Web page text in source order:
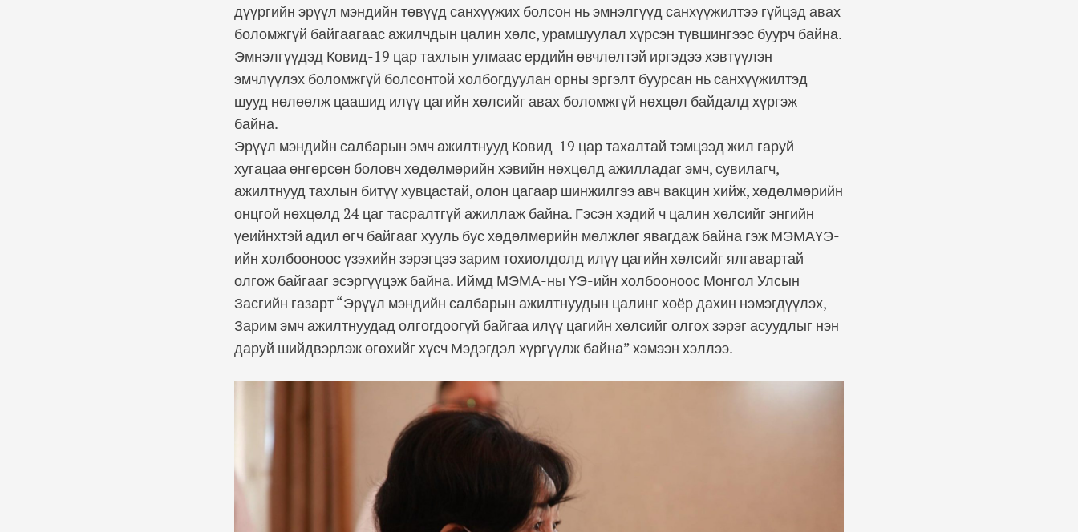
дүүргийн эрүүл мэндийн төвүүд санхүүжих болсон нь эмнэлгүүд санхүүжилтээ гүйцэд авах
боломжгүй байгаагаас ажилчдын цалин хөлс, урамшуулал хүрсэн түвшингээс буурч байна.
Эмнэлгүүдэд Ковид-19 цар тахлын улмаас ердийн өвчлөлтэй иргэдээ хэвтүүлэн
эмчлүүлэх боломжгүй болсонтой холбогдуулан орны эргэлт буурсан нь санхүүжилтэд
шууд нөлөөлж цаашид илүү цагийн хөлсийг авах боломжгүй нөхцөл байдалд хүргэж
байна.
Эрүүл мэндийн салбарын эмч ажилтнууд Ковид-19 цар тахалтай тэмцээд жил гаруй
хугацаа өнгөрсөн боловч хөдөлмөрийн хэвийн нөхцөлд ажилладаг эмч, сувилагч,
ажилтнууд тахлын битүү хувцастай, олон цагаар шинжилгээ авч вакцин хийж, хөдөлмөрийн
онцгой нөхцөлд 24 цаг тасралтгүй ажиллаж байна. Гэсэн хэдий ч цалин хөлсийг энгийн
үеийнхтэй адил өгч байгааг хууль бус хөдөлмөрийн мөлжлөг явагдаж байна гэж МЭМАҮЭ-
ийн холбооноос үзэхийн зэрэгцээ зарим тохиолдолд илүү цагийн хөлсийг ялгавартай
олгож байгааг эсэргүүцэж байна. Иймд МЭМА-ны ҮЭ-ийн холбооноос Монгол Улсын
Засгийн газарт “Эрүүл мэндийн салбарын ажилтнуудын цалинг хоёр дахин нэмэгдүүлэх,
Зарим эмч ажилтнуудад олгогдоогүй байгаа илүү цагийн хөлсийг олгох зэрэг асуудлыг нэн
даруй шийдвэрлэж өгөхийг хүсч Мэдэгдэл хүргүүлж байна” хэмээн хэллээ.